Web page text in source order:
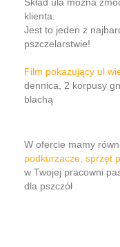
klienta.
Jest to jeden z
pszczelarstwie!
Film pokazujący ul
dennica, 2 korpusy
blachą
W ofercie mamy
podkurzacze , sprzęt
w Twojej pracowni
dla pszczół .